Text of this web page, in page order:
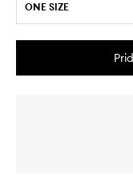
ONE SIZE